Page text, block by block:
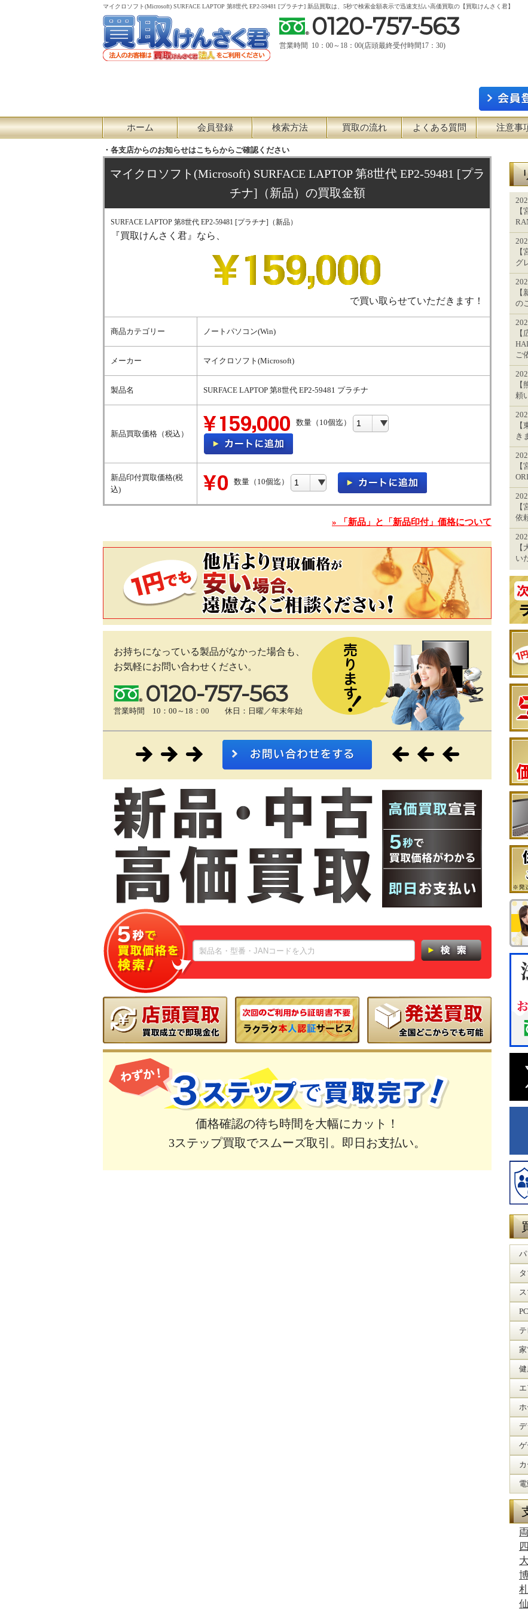
マイクロソフト(Microsoft) SURFACE LAPTOP 第8世代 EP2-59481 [プラチナ] 新品買取は、5秒で検索金額表示で迅速支払い高価買取の【買取けんさく君】
0120-757-563
営業時間 10：00～18：00(店頭最終受付時間17：30)
ホーム 会員登録 検索方法 買取の流れ よくある質問 注意事
・各支店からのお知らせはこちらからご確認ください
マイクロソフト(Microsoft) SURFACE LAPTOP 第8世代 EP2-59481 [プラ
チナ]（新品）の買取金額
SURFACE LAPTOP 第8世代 EP2-59481 [プラチナ]（新品）
『買取けんさく君』なら、
で買い取らせていただきます！
商品カテゴリー ノートパソコン(Win)
メーカー マイクロソフト(Microsoft)
製品名 SURFACE LAPTOP 第8世代 EP2-59481 プラチナ
新品買取価格（税込）
数量（10個迄）
新品印付買取価格(税
込)
数量（10個迄）
» 「新品」と「新品印付」価格について
お持ちになっている製品がなかった場合も、
お気軽にお問い合わせください。
0120-757-563
営業時間 10：00～18：00 休日：日曜／年末年始
価格確認の待ち時間を大幅にカット！
3ステップ買取でスムーズ取引。即日お支払い。
グ
の
ご
頼
き
依
い
ゲ